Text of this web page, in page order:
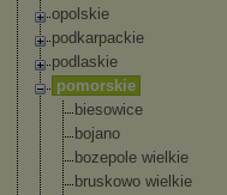
opolskie
podkarpackie
podlaskie
pomorskie
biesowice
bojano
bozepole wielkie
bruskowo wielkie